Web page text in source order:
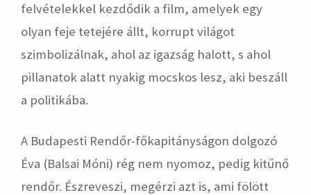
felvételekkel kezdődik a film, amelyek egy
olyan feje tetejére állt, korrupt világot
szimbolizálnak, ahol az igazság halott, s ahol
pillanatok alatt nyakig mocskos lesz, aki beszáll
a politikába.
A Budapesti Rendőr-főkapitányságon dolgozó
Éva (Balsai Móni) rég nem nyomoz, pedig kitűnő
rendőr. Észreveszi, megérzi azt is, ami fölött